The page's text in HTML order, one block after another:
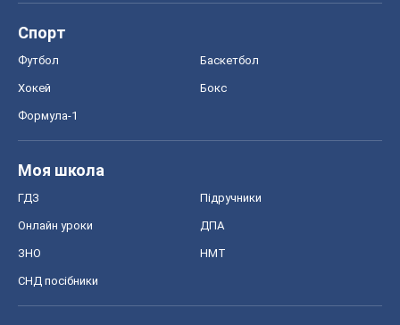
Спорт
Футбол Баскетбол
Хокей Бокс
Формула-1
Моя школа
ГДЗ Підручники
Онлайн уроки ДПА
ЗНО НМТ
СНД посібники